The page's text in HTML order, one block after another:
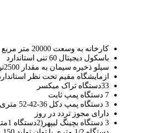
کارخانه به وسعت 20000 متر مربع
باسکول دیجیتال 60 تنی استاندارد
سیلو ذخیره سیمان به مقدار 2500تن
ازمایشگاه مقیم تحت نظر
33دستگاه تراک میکسر
7 دستگاه پمپ ثابت
3 دستگاه پمپ دکل 36-42-52 متری
دارای مجوز تردد در روز